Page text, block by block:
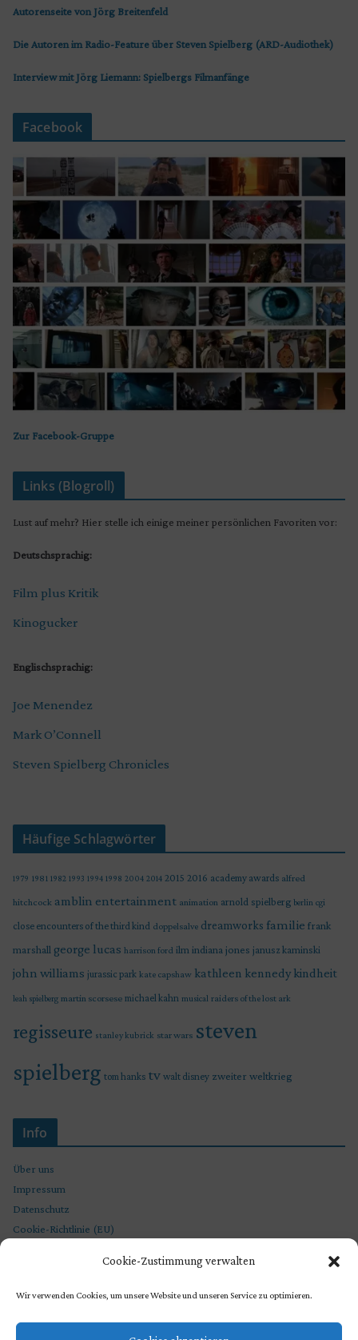
Cookie-Zustimmung verwalten
Wir verwenden Cookies, um unsere Website und unseren Service zu optimieren.
Autorenseite von Jörg Breitenfeld
Die Autoren im Radio-Feature über Steven Spielberg (ARD-Audiothek)
Interview mit Jörg Liemann: Spielbergs Filmanfänge
Facebook
Zur Facebook-Gruppe
Links (Blogroll)
Lust auf mehr? Hier stelle ich einige meiner persönlichen Favoriten vor:
Deutschsprachig:
Film plus Kritik
Kinogucker
Englischsprachig:
Joe Menendez
Mark O’Connell
Steven Spielberg Chronicles
Häufige Schlagwörter
1979 1981 1982 1993 1994 1998 2004 2014 2015 2016 academy awards alfred
hitchcock amblin entertainment animation arnold spielberg berlin cgi
close encounters of the third kind doppelsalve dreamworks familie frank
marshall george lucas harrison ford ilm indiana jones janusz kaminski
john williams jurassic park kate capshaw kathleen kennedy kindheit
leah spielberg martin scorsese michael kahn musical raiders of the lost ark
regisseure stanley kubrick star wars steven
spielberg tom hanks tv walt disney zweiter weltkrieg
Info
Über uns
Impressum
Datenschutz
Cookie-Richtlinie (EU)